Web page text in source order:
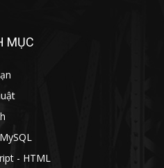
MỤC
- HTML